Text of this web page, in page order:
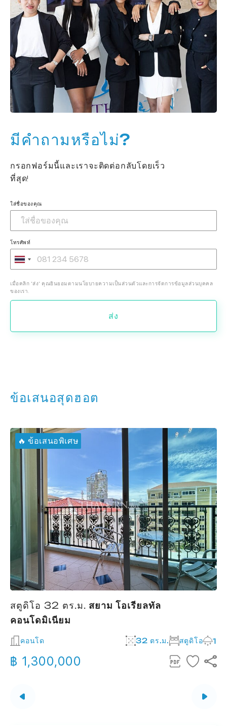
มีคำถามหรือไม่?
กรอกฟอร์มนี้และเราจะติดต่อกลับโดยเร็ว
ที่สุด!
ใส่ชื่อของคุณ
โทรศัพท์
เมื่อคลิก 'ส่ง' คุณยินยอมตามนโยบายความเป็นส่วนตัวและการจัดการข้อมูลส่วนบุคคล
ของเรา.
ส่ง
ข้อเสนอสุดฮอต
🔥 ข้อเสนอพิเศษ
สตูดิโอ 32 ตร.ม. สยาม โอเรียลทัล
คอนโดมิเนียม
คอนโด 32 ตร.ม. สตูดิโอ 1
฿ 1,300,000